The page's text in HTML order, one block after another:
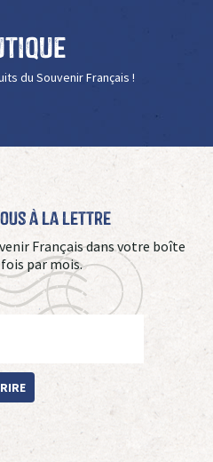
du Souvenir Français !
à La Lettre
Français dans votre boîte
par mois.